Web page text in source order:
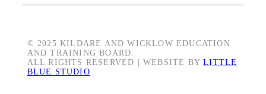
© 2025 KILDARE AND WICKLOW EDUCATION
AND TRAINING BOARD.
ALL RIGHTS RESERVED | WEBSITE BYLITTLE
BLUE STUDIO